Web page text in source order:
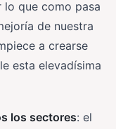
lo que como pasa
de nuestra
a crearse
esta elevadísima
los sectores: el